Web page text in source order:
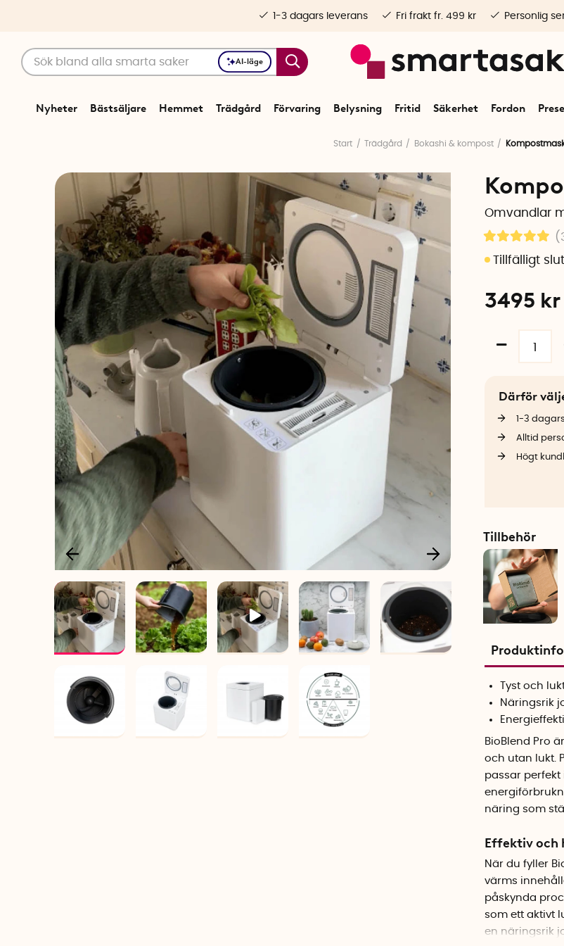
AI-läge
Nyheter Bästsäljare Hemmet Trädgård Förvaring Belysning Fritid Säkerhet Fordon
1-3 dagars leverans Fri frakt fr. 499 kr Personlig
Start Trädgård Bokashi & kompost
Omvandlar
3495 kr
Därför
1-3
Alltid
Högt
Tillbehör
Produktinfo
Tyst och
Näringsrik
BioBlend Pro
och utan lukt.
passar
näring som
Effektiv och
När du fyller
värms
påskynda
som ett aktivt
en näringsrik